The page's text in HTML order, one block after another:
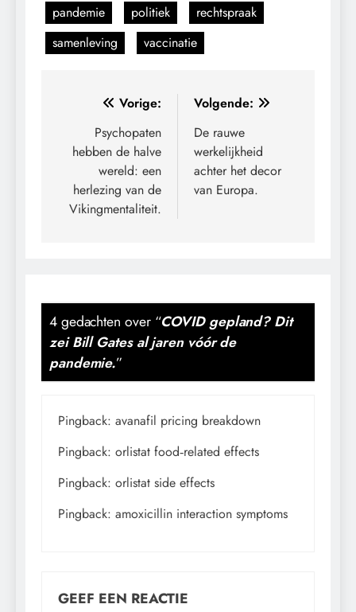
pandemie
politiek
rechtspraak
samenleving
vaccinatie
Bericht
navigatie
Vorige:
Psychopaten
hebben de halve
wereld: een
herlezing van de
Vikingmentaliteit.
Volgende:
De rauwe
werkelijkheid
achter het decor
van Europa.
4 gedachten over “COVID gepland? Dit
zei Bill Gates al jaren vóór de
pandemie.”
Pingback: avanafil pricing breakdown
Pingback: orlistat food‑related effects
Pingback: orlistat side effects
Pingback: amoxicillin interaction symptoms
GEEF EEN REACTIE